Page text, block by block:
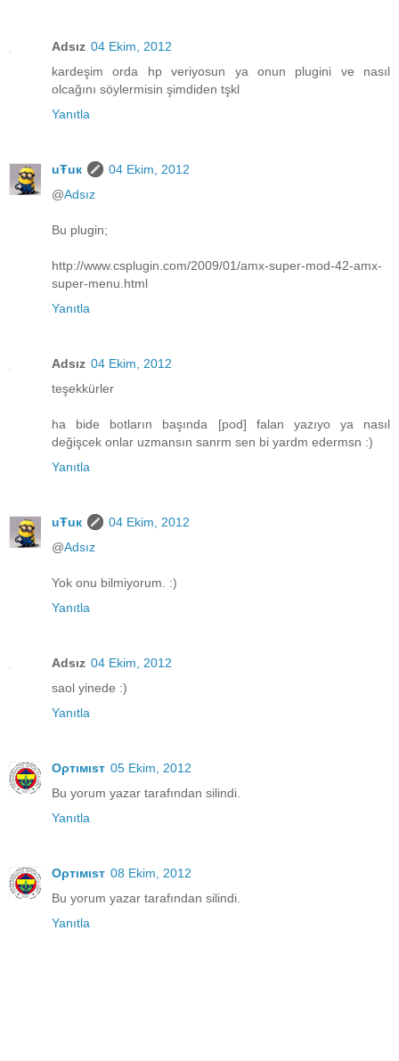
Adsız 04 Ekim, 2012
kardeşim orda hp veriyosun ya onun plugini ve nasıl
olcağını söylermisin şimdiden tşkl
Yanıtla
uŦuк
04 Ekim, 2012
@Adsız
Bu plugin;
http://www.csplugin.com/2009/01/amx-super-mod-42-amx-
super-menu.html
Yanıtla
Adsız 04 Ekim, 2012
teşekkürler
ha bide botların başında [pod] falan yazıyo ya nasıl
değişcek onlar uzmansın sanrm sen bi yardm edermsn :)
Yanıtla
uŦuк
04 Ekim, 2012
@Adsız
Yok onu bilmiyorum. :)
Yanıtla
Adsız 04 Ekim, 2012
saol yinede :)
Yanıtla
Oρтιмιsт 05 Ekim, 2012
Bu yorum yazar tarafından silindi.
Yanıtla
Oρтιмιsт 08 Ekim, 2012
Bu yorum yazar tarafından silindi.
Yanıtla